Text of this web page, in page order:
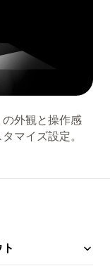
外観と操作感
マイズ設定。